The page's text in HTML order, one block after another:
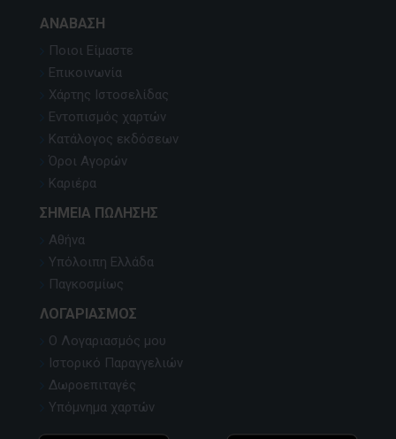
ΑΝΆΒΑΣΗ
Ποιοι Είμαστε
Επικοινωνία
Χάρτης Ιστοσελίδας
Εντοπισμός χαρτών
Κατάλογος εκδόσεων
Όροι Αγορών
Καριέρα
ΣΗΜΕΊΑ ΠΏΛΗΣΗΣ
Αθήνα
Υπόλοιπη Ελλάδα
Παγκοσμίως
ΛΟΓΑΡΙΑΣΜΌΣ
Ο Λογαριασμός μου
Ιστορικό Παραγγελιών
Δωροεπιταγές
Υπόμνημα χαρτών